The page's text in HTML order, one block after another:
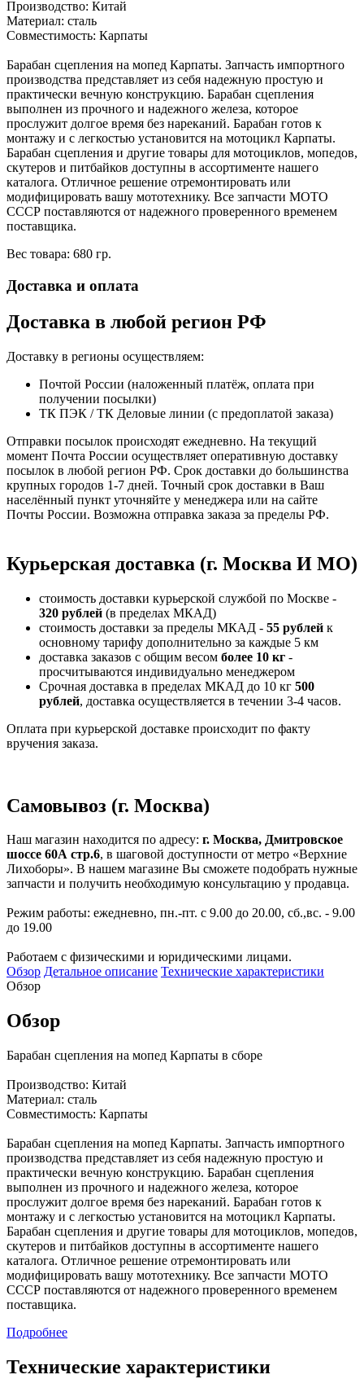
Производство: Китай
Материал: сталь
Совместимость: Карпаты
Барабан сцепления на мопед Карпаты. Запчасть импортного
производства представляет из себя надежную простую и
практически вечную конструкцию. Барабан сцепления
выполнен из прочного и надежного железа, которое
прослужит долгое время без нареканий. Барабан готов к
монтажу и с легкостью установится на мотоцикл Карпаты.
Барабан сцепления и другие товары для мотоциклов, мопедов,
скутеров и питбайков доступны в ассортименте нашего
каталога. Отличное решение отремонтировать или
модифицировать вашу мототехнику. Все запчасти МОТО
СССР поставляются от надежного проверенного временем
поставщика.
Вес товара: 680 гр.
Доставка и оплата
Доставка в любой регион РФ
Доставку в регионы осуществляем:
Почтой России (наложенный платёж, оплата при
получении посылки)
ТК ПЭК / ТК Деловые линии (с предоплатой заказа)
Отправки посылок происходят ежедневно. На текущий
момент Почта России осуществляет оперативную доставку
посылок в любой регион РФ. Срок доставки до большинства
крупных городов 1-7 дней. Точный срок доставки в Ваш
населённый пункт уточняйте у менеджера или на сайте
Почты России. Возможна отправка заказа за пределы РФ.
Курьерская доставка (г. Москва И МО)
стоимость доставки курьерской службой по Москве -
320 рублей (в пределах МКАД)
стоимость доставки за пределы МКАД - 55 рублей к
основному тарифу дополнительно за каждые 5 км
доставка заказов с общим весом более 10 кг -
просчитываются индивидуально менеджером
Срочная доставка в пределах МКАД до 10 кг 500
рублей, доставка осуществляется в течении 3-4 часов.
Оплата при курьерской доставке происходит по факту
вручения заказа.
Самовывоз (г. Москва)
Наш магазин находится по адресу: г. Москва, Дмитровское
шоссе 60А стр.6, в шаговой доступности от метро «Верхние
Лихоборы». В нашем магазине Вы сможете подобрать нужные
запчасти и получить необходимую консультацию у продавца.
Режим работы: ежедневно, пн.-пт. с 9.00 до 20.00, сб.,вс. - 9.00
до 19.00
Работаем с физическими и юридическими лицами.
Обзор Детальное описание Технические характеристики
Обзор
Обзор
Барабан сцепления на мопед Карпаты в сборе
Производство: Китай
Материал: сталь
Совместимость: Карпаты
Барабан сцепления на мопед Карпаты. Запчасть импортного
производства представляет из себя надежную простую и
практически вечную конструкцию. Барабан сцепления
выполнен из прочного и надежного железа, которое
прослужит долгое время без нареканий. Барабан готов к
монтажу и с легкостью установится на мотоцикл Карпаты.
Барабан сцепления и другие товары для мотоциклов, мопедов,
скутеров и питбайков доступны в ассортименте нашего
каталога. Отличное решение отремонтировать или
модифицировать вашу мототехнику. Все запчасти МОТО
СССР поставляются от надежного проверенного временем
поставщика.
Подробнее
Технические характеристики